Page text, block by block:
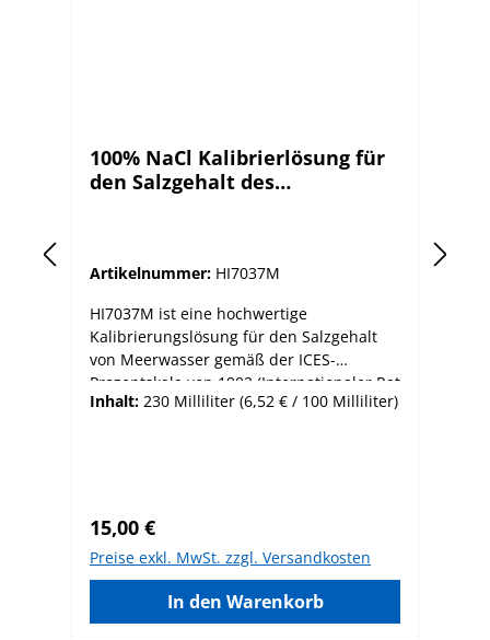
100% NaCl Kalibrierlösung für
den Salzgehalt des
Artikelnummer: HI7037M
HI7037M ist eine hochwertige
Kalibrierungslösung für den Salzgehalt
von Meerwasser gemäß der ICES-
Prozentskala von 1902 (Internationaler Rat
für Meeresforschung). Kunststoffflasche
Inhalt: 230 Milliliter (6,52 € / 100 Milliliter)
Regulärer Preis:
15,00 €
Preise exkl. MwSt. zzgl. Versandkosten
In den Warenkorb